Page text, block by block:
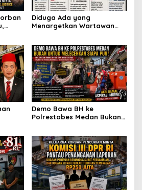
Diduga Ada yang
Menargetkan Wartawan
Membantu Polisi
Menangkap Maling di Toko
Usaha Keluarganya
DPR
Demo Bawa BH ke
Polrestabes Medan Bukan
dan Rasa Kecewa
Lambatnya Penanganan
Pekara di Polrestabes
Medan